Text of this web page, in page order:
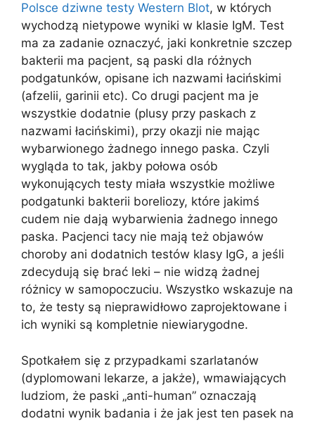
Polsce dziwne testy Western Blot, w których
wychodzą nietypowe wyniki w klasie IgM. Test
ma za zadanie oznaczyć, jaki konkretnie szczep
bakterii ma pacjent, są paski dla różnych
podgatunków, opisane ich nazwami łacińskimi
(afzelii, garinii etc). Co drugi pacjent ma je
wszystkie dodatnie (plusy przy paskach z
nazwami łacińskimi), przy okazji nie mając
wybarwionego żadnego innego paska. Czyli
wygląda to tak, jakby połowa osób
wykonujących testy miała wszystkie możliwe
podgatunki bakterii boreliozy, które jakimś
cudem nie dają wybarwienia żadnego innego
paska. Pacjenci tacy nie mają też objawów
choroby ani dodatnich testów klasy IgG, a jeśli
zdecydują się brać leki – nie widzą żadnej
różnicy w samopoczuciu. Wszystko wskazuje na
to, że testy są nieprawidłowo zaprojektowane i
ich wyniki są kompletnie niewiarygodne.
Spotkałem się z przypadkami szarlatanów
(dyplomowani lekarze, a jakże), wmawiających
ludziom, że paski „anti-human” oznaczają
dodatni wynik badania i że jak jest ten pasek na